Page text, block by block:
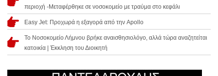
περιοχή -Μεταφέρθηκε σε νοσοκομείο με τραύμα στο κεφάλι
Easy Jet: Προχωρά η εξαγορά από την Apollo
Το Νοσοκομείο Λήμνου βρήκε αναισθησιολόγο, αλλά τώρα αναζητείται
κατοικία | Έκκληση του Διοικητή